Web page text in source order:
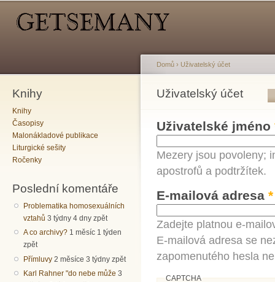
Knihy
Knihy
Časopisy
Malonákladové publikace
Liturgické sešity
Ročenky
Poslední komentáře
Problematika homosexuálních
vztahů 3 týdny 4 dny zpět
A co archivy? 1 měsíc 1 týden
zpět
Přímluvy 2 měsíce 3 týdny zpět
Karl Rahner "do nebe může 3
Jste zde
Domů › Uživatelský účet
Uživatelský účet
Hlavní záložky
Uživatelské jméno
Mezery jsou povoleny;
apostrofů a podtržítek.
E-mailová adresa *
Zadejte platnou e-
E-mailová adresa se
zapomenutého hesla
CAPTCHA